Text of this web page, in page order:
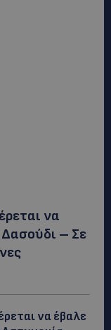
να
– Σε
να έβαλε